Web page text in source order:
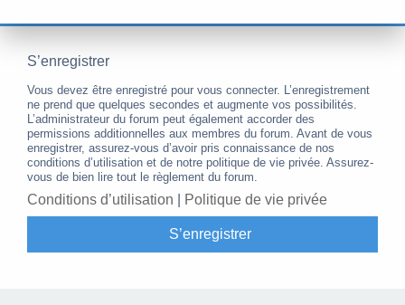
S’enregistrer
Vous devez être enregistré pour vous connecter. L’enregistrement
ne prend que quelques secondes et augmente vos possibilités.
L’administrateur du forum peut également accorder des
permissions additionnelles aux membres du forum. Avant de vous
enregistrer, assurez-vous d’avoir pris connaissance de nos
conditions d’utilisation et de notre politique de vie privée. Assurez-
vous de bien lire tout le règlement du forum.
Conditions d’utilisation Politique de vie privée
S’enregistrer